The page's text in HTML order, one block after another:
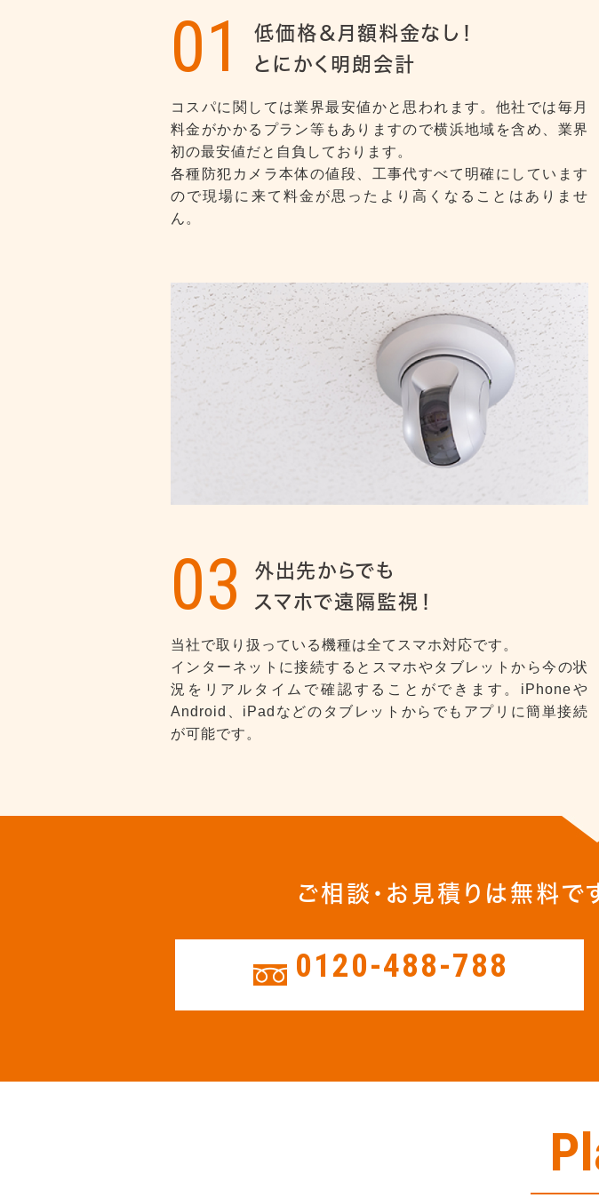
01
低価格＆月額料金なし！
とにかく明朗会計
コスパに関しては業界最安値かと思われます。他社では毎月
料金がかかるプラン等もありますので横浜地域を含め、業界
初の最安値だと自負しております。
各種防犯カメラ本体の値段、工事代すべて明確にしています
ので現場に来て料金が思ったより高くなることはありませ
ん。
03
外出先からでも
スマホで遠隔監視！
当社で取り扱っている機種は全てスマホ対応です。
インターネットに接続するとスマホやタブレットから今の状
況をリアルタイムで確認することができます。iPhoneや
Android、iPadなどのタブレットからでもアプリに簡単接続
が可能です。
ご相談・お見積りは無料です
0120-488-788